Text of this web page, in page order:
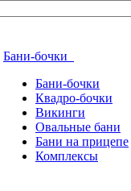
Бани-бочки
Бани-бочки
Квадро-бочки
Викинги
Овальные бани
Бани на прицепе
Комплексы